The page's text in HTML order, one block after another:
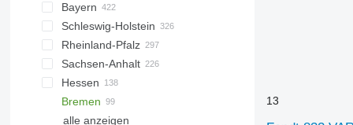
Wildeshausen
Meppen
Sittensen
Oldenburg
Hildesheim
Göttingen
Osnabrück
Düsseldorf
Münster
Paderborn
Altenberge
Bielefeld
Köln
Dormagen
Bayern
München
Landshut
Bayreuth
Regensburg
Biessenhofen
Ingolstadt
Schleswig-Holstein
Kiel
Lübeck
Eutin
Preetz
Sterup
Rheinland-Pfalz
Koblenz
Trier
Frankenthal
Sachsen-Anhalt
Magdeburg
Calbe
Halle
Hessen
Kassel
Darmstadt
Stuttgart
Mannheim
Bremen
Bremen
Potsdam
Dresden
Rostock
Buttelstedt
Berlin
Saarbrücken
alle anzeigen
13